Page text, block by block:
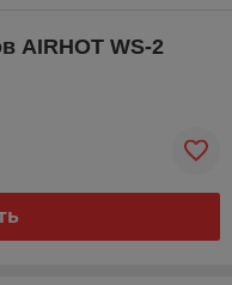
AIRHOT WS-2